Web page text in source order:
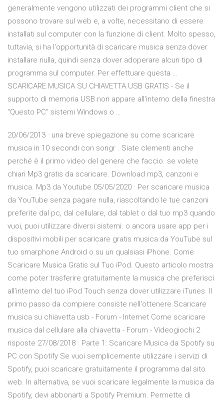
generalmente vengono utilizzati dei programmi client che si
possono trovare sul web e, a volte, necessitano di essere
installati sul computer con la funzione di client. Molto spesso,
tuttavia, si ha l'opportunità di scaricare musica senza dover
installare nulla, quindi senza dover adoperare alcun tipo di
programma sul computer. Per effettuare questa …
SCARICARE MUSICA SU CHIAVETTA USB GRATIS - Se il
supporto di memoria USB non appare all'interno della finestra
"Questo PC" sistemi Windows o …
20/06/2013 · una breve spiegazione su come scaricare
musica in 10 secondi con songr . Siate clementi anche
perché è il primo video del genere che faccio. se volete
chiari Mp3 gratis da scaricare. Download mp3, canzoni e
musica. Mp3 da Youtube 05/05/2020 · Per scaricare musica
da YouTube senza pagare nulla, riascoltando le tue canzoni
preferite dal pc, dal cellulare, dal tablet o dal tuo mp3 quando
vuoi, puoi utilizzare diversi sistemi. o ancora usare app per i
dispositivi mobili per scaricare gratis musica da YouTube sul
tuo smarphone Android o su un qualsiasi iPhone. Come
Scaricare Musica Gratis sul Tuo iPod. Questo articolo mostra
come poter trasferire gratuitamente la musica che preferisci
all'interno del tuo iPod Touch senza dover utilizzare iTunes. Il
primo passo da compiere consiste nell'ottenere Scaricare
musica su chiavetta usb - Forum - Internet Come scaricare
musica dal cellulare alla chiavetta - Forum - Videogiochi 2
risposte 27/08/2018 · Parte 1: Scaricare Musica da Spotify su
PC con Spotify Se vuoi semplicemente utilizzare i servizi di
Spotify, puoi scaricare gratuitamente il programma dal sito
web. In alternativa, se vuoi scaricare legalmente la musica da
Spotify, devi abbonarti a Spotify Premium. Permette di